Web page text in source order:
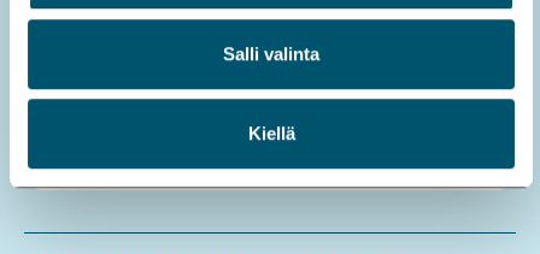
Salli valinta
Kiellä
arvostetuimmista tiedepalkinnoista